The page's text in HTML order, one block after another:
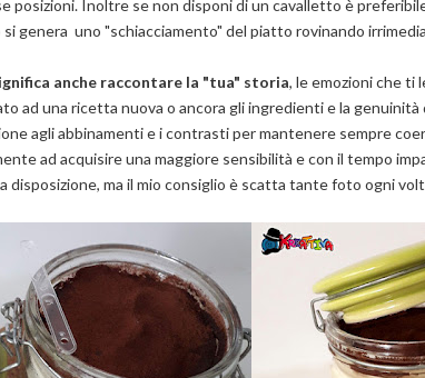
posizioni. Inoltre se non disponi di un cavalletto è
genera uno "schiacciamento" del piatto rovinando
anche raccontare la "tua" storia, le emozioni che ti
ad una ricetta nuova o ancora gli ingredienti e la
agli abbinamenti e i contrasti per mantenere sempre
ad acquisire una maggiore sensibilità e con il tempo
disposizione, ma il mio consiglio è scatta tante foto ogni